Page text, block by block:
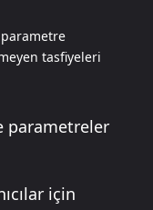
tasfiyeleri
parametreler
için